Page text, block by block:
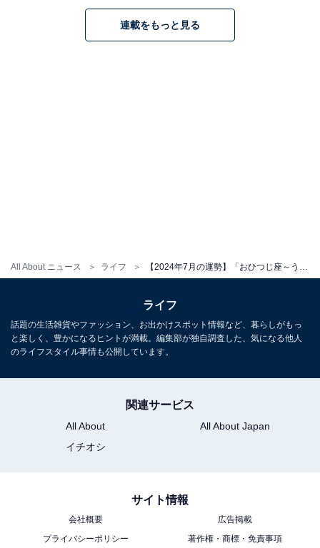
All About ニュース ライフ
踏み出せば、世界が変わる！
【2024年7月の運勢】おとめ座（8月23日～9月22
日生まれ）
裏技で世界を動かす！
＞【詳しく見る】全体運、社交運、恋愛運などの詳細は
時には振り切ることも大事。
連載をもっと見る
ライフ
話題の生活雑貨やファッション、お出かけスポット情報など、暮らしがもっ
と楽しく、豊かになるヒントが満載。編集部が独自調査した、気になる他人
のライフスタイル事情も公開しています。
関連サービス
All About
All About Japan
イチオシ
サイト情報
会社概要
広告掲載
プライバシーポリシー
著作権・商標・免責事項